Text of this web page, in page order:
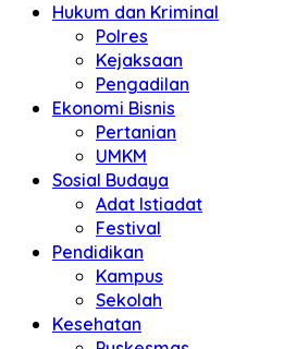
Hukum dan Kriminal
Polres
Kejaksaan
Pengadilan
Ekonomi Bisnis
Pertanian
UMKM
Sosial Budaya
Adat Istiadat
Festival
Pendidikan
Kampus
Sekolah
Kesehatan